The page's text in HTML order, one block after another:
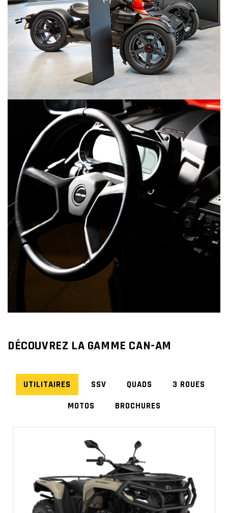
DÉCOUVREZ LA GAMME CAN-AM
UTILITAIRES SSV QUADS
3 ROUES
MOTOS
BROCHURES